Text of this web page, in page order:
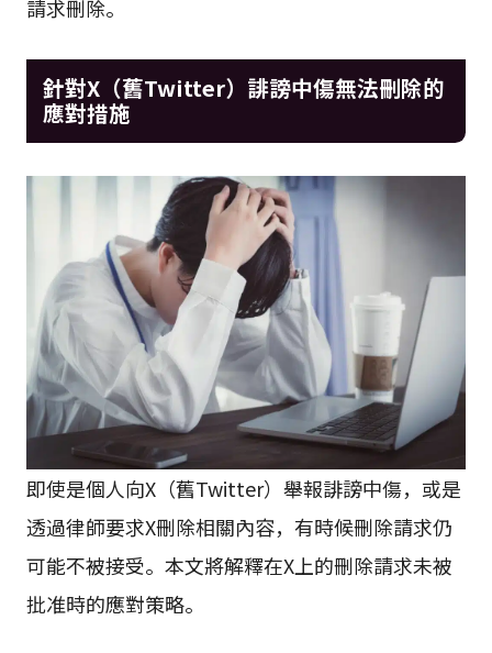
請求刪除。
針對X（舊Twitter）誹謗中傷無法刪除的
應對措施
即使是個人向X（舊Twitter）舉報誹謗中傷，或是
透過律師要求X刪除相關內容，有時候刪除請求仍
可能不被接受。本文將解釋在X上的刪除請求未被
批准時的應對策略。